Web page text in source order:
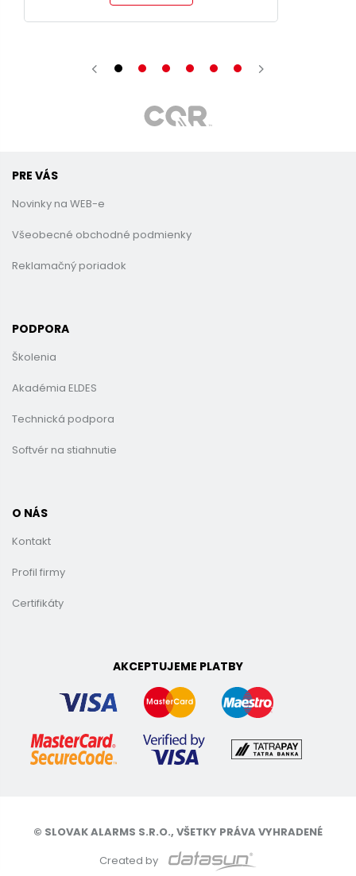
PRE VÁS
Novinky na WEB-e
Všeobecné obchodné podmienky
Reklamačný poriadok
PODPORA
Školenia
Akadémia ELDES
Technická podpora
Softvér na stiahnutie
O NÁS
Kontakt
Profil firmy
Certifikáty
AKCEPTUJEME PLATBY
© SLOVAK ALARMS S.R.O., VŠETKY PRÁVA VYHRADENÉ
Created by